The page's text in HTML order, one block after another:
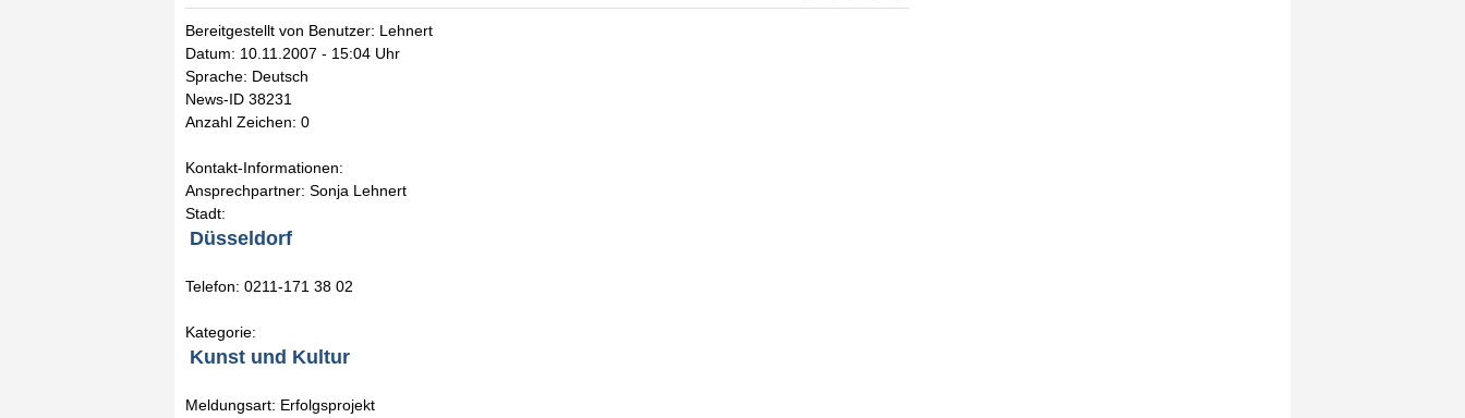
Bereitgestellt von Benutzer: Lehnert
Datum: 10.11.2007 - 15:04 Uhr
Sprache: Deutsch
News-ID 38231
Anzahl Zeichen: 0
Kontakt-Informationen:
Ansprechpartner: Sonja Lehnert
Stadt:
Düsseldorf
Telefon: 0211-171 38 02
Kategorie:
Kunst und Kultur
Meldungsart: Erfolgsprojekt